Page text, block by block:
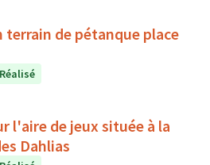
terrain de pétanque place
Réalisé
l'aire de jeux située à la
Dahlias